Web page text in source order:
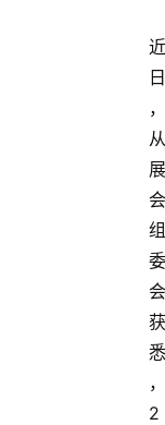
近
日
，
从
展
会
组
委
会
获
悉
，
2